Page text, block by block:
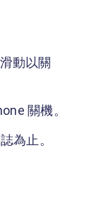
動以關
關機。
為止。